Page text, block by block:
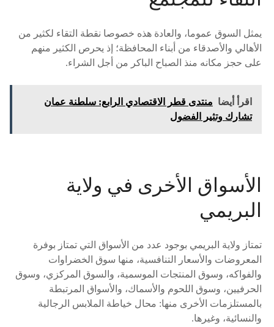
يمثل السوق عموما، والعادة هذه خصوصا نقطة التقاء لكثير من
الأهالي والأصدقاء من أبناء المحافظة؛ إذ يحرص الكثير منهم
على حجز مكانه منذ الصباح الباكر من أجل الشراء.
اقرأ أيضا منتدى قطر الاقتصادي الرابع: سلطنة عمان
تشارك وتثير الفضول
الأسواق الأخرى في ولاية
البريمي
تمتاز ولاية البريمي بوجود عدد من الأسواق التي تمتاز بوفرة
المعروضات والأسعار التنافسية، منها سوق الخضراوات
والفواكه، وسوق المنتجات الموسمية، والسوق المركزي، وسوق
الحرفيين، وسوق اللحوم والأسماك، والأسواق المرتبطة
بالمستلزمات الأخرى منها: محال خياطة الملابس الرجالية
والنسائية، وغيرها.